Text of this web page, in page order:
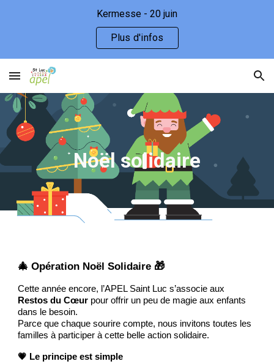
Kermesse - 20 juin
Plus d'infos
Noël solidaire
🎄 Opération Noël Solidaire 🎁
Cette année encore, l’APEL Saint Luc s’associe aux
Restos du Cœur pour offrir un peu de magie aux enfants
dans le besoin.
Parce que chaque sourire compte, nous invitons toutes les
familles à participer à cette belle action solidaire.
💗 Le principe est simple